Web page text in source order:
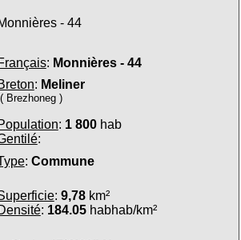
: Monnières - 44
: Meliner
( Brezhoneg )
: 1 800hab
:
: Commune
: 9,78km²
: 184.05habhab/km²